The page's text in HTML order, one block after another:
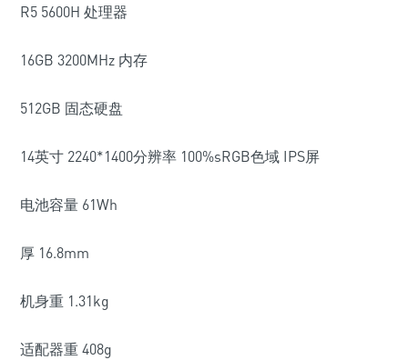
R5 5600H 处理器
16GB 3200MHz 内存
512GB 固态硬盘
14英寸 2240*1400分辨率 100%sRGB色域 IPS屏
电池容量 61Wh
厚 16.8mm
机身重 1.31kg
适配器重 408g